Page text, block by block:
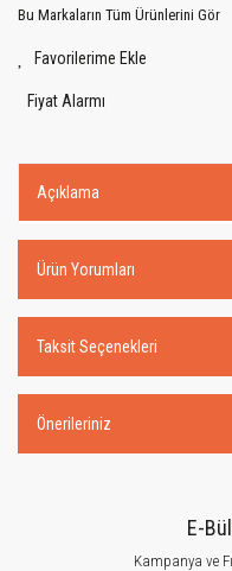
Bu Markaların Tüm Ürünlerini Gör
Fiyat Alarmı
Açıklama
Ürün Yorumları
Taksit Seçenekleri
Önerileriniz
E-
Kampanya ve